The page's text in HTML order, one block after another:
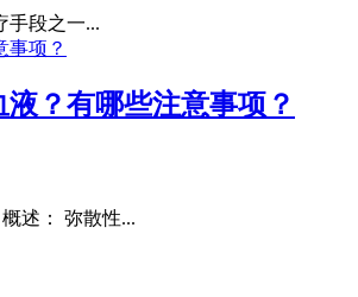
手段之一...
？有哪些注意事项？
述： 弥散性...